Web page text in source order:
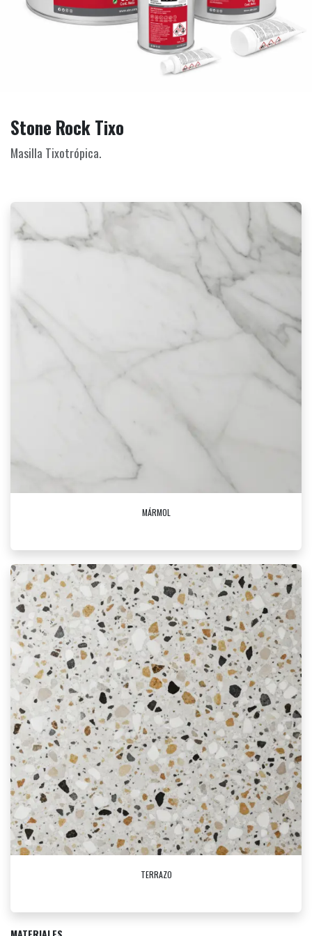
Stone Rock Tixo
Masilla Tixotrópica.
MÁRMOL
TERRAZO